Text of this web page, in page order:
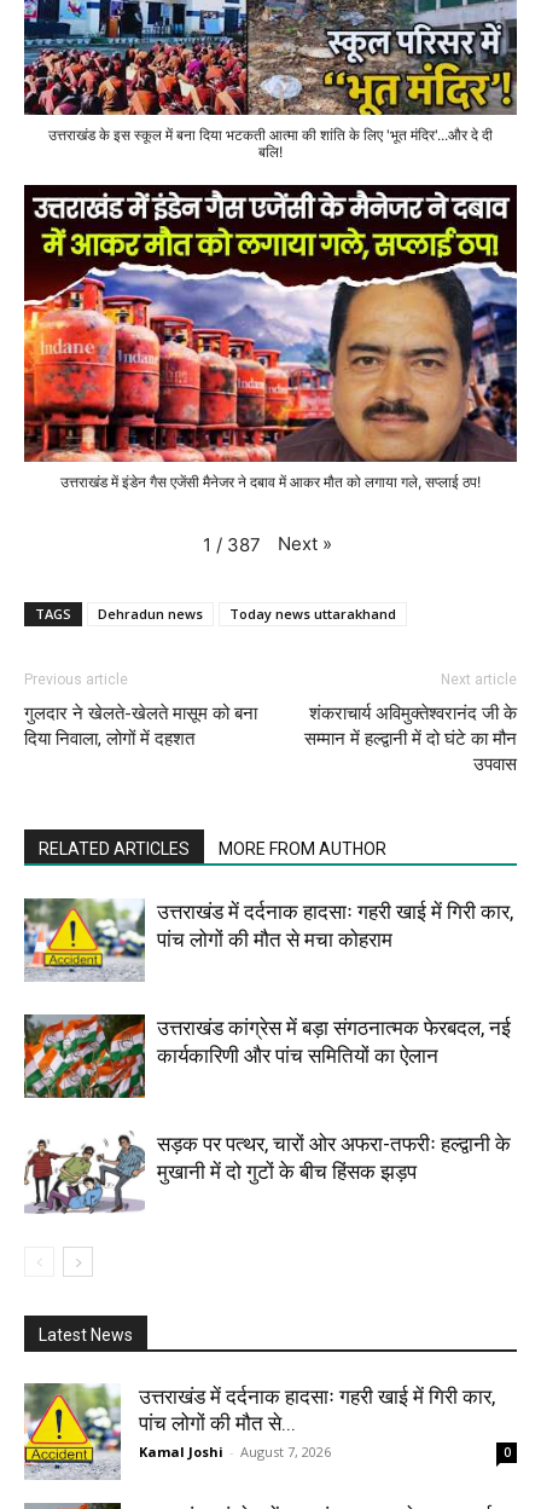
उत्तराखंड के इस स्कूल में बना दिया भटकती आत्मा की शांति के लिए 'भूत मंदिर'...और दे दी
बलि!
उत्तराखंड में इंडेन गैस एजेंसी मैनेजर ने दबाव में आकर मौत को लगाया गले, सप्लाई ठप!
1 / 387 Next »
TAGS Dehradun news Today news uttarakhand
Previous article
गुलदार ने खेलते-खेलते मासूम को बना
दिया निवाला, लोगों में दहशत
Next article
शंकराचार्य अविमुक्तेश्वरानंद जी के
सम्मान में हल्द्वानी में दो घंटे का मौन
उपवास
RELATED ARTICLES MORE FROM AUTHOR
उत्तराखंड में दर्दनाक हादसाः गहरी खाई में गिरी कार,
पांच लोगों की मौत से मचा कोहराम
उत्तराखंड कांग्रेस में बड़ा संगठनात्मक फेरबदल, नई
कार्यकारिणी और पांच समितियों का ऐलान
सड़क पर पत्थर, चारों ओर अफरा-तफरीः हल्द्वानी के
मुखानी में दो गुटों के बीच हिंसक झड़प
Latest News
उत्तराखंड में दर्दनाक हादसाः गहरी खाई में गिरी कार,
पांच लोगों की मौत से...
Kamal Joshi - August 7, 2026 0